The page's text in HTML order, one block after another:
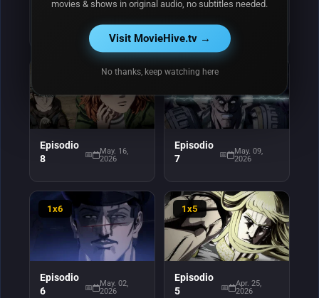
2026
Episodio
9
Episodio
8
May. 16,
2026
1x7
Episodio
7
May. 09,
2026
1x6
Episodio
6
May. 02,
2026
1x5
Episodio
5
Apr. 25,
2026
movies & shows in original audio, no subtitles needed.
Visit MovieHive.tv →
No thanks, keep watching here